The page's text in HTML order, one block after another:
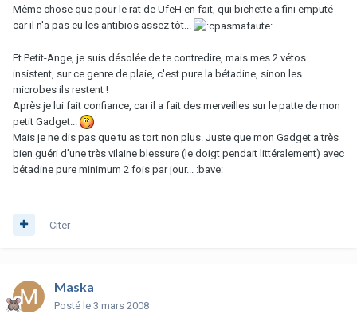
Même chose que pour le rat de UfeH en fait, qui bichette a fini emputé
car il n'a pas eu les antibios assez tôt...
Et Petit-Ange, je suis désolée de te contredire, mais mes 2 vétos
insistent, sur ce genre de plaie, c'est pure la bétadine, sinon les
microbes ils restent !
Après je lui fait confiance, car il a fait des merveilles sur le patte de mon
petit Gadget...
Mais je ne dis pas que tu as tort non plus. Juste que mon Gadget a très
bien guéri d'une très vilaine blessure (le doigt pendait littéralement) avec
bétadine pure minimum 2 fois par jour... :bave:
Citer
Maska
Posté le 3 mars 2008